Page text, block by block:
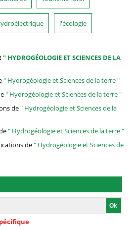
l'écologie
" HYDROGÉOLOGIE ET SCIENCES DE LA
" Hydrogéologie et Sciences de la terre "
" Hydrogéologie et Sciences de la terre "
de" Hydrogéologie et Sciences de la
" Hydrogéologie et Sciences de la terre "
de" Hydrogéologie et Sciences de